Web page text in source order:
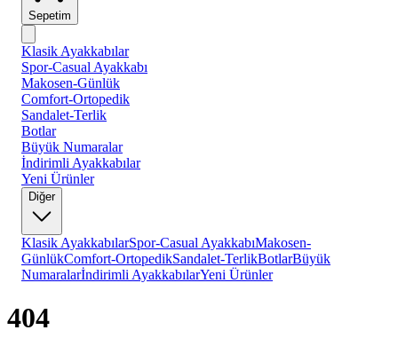
Sepetim
Klasik Ayakkabılar
Spor-Casual Ayakkabı
Makosen-Günlük
Comfort-Ortopedik
Sandalet-Terlik
Botlar
Büyük Numaralar
İndirimli Ayakkabılar
Yeni Ürünler
Diğer
Klasik AyakkabılarSpor-Casual AyakkabıMakosen-
GünlükComfort-OrtopedikSandalet-TerlikBotlarBüyük
Numaralarİndirimli AyakkabılarYeni Ürünler
404